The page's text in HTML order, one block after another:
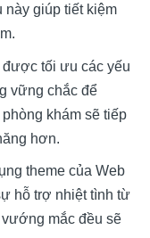
này giúp tiết kiệm
được tối ưu các yếu
vững chắc để
khám sẽ tiếp
hơn.
theme của Web
hỗ trợ nhiệt tình từ
mắc đều sẽ